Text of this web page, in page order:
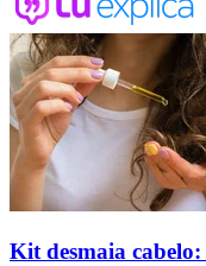
Kit desmaia